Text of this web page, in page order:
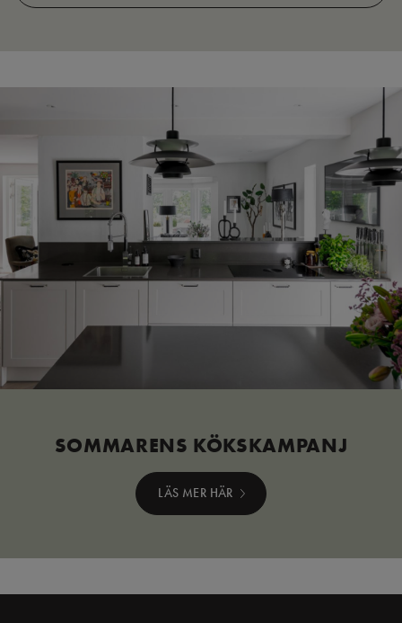
SOMMARENS KÖKSKAMPANJ
LÄS MER HÄR